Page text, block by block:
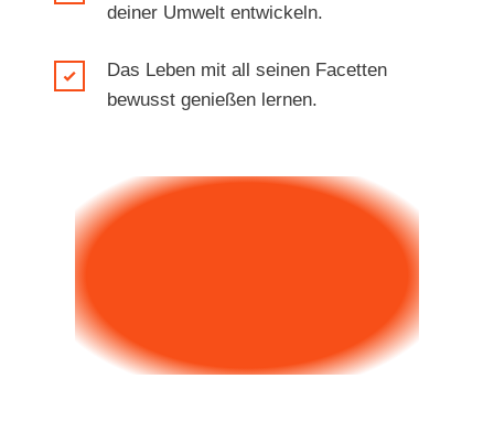
deiner Umwelt entwickeln.
Das Leben mit all seinen Facetten
bewusst genießen lernen.